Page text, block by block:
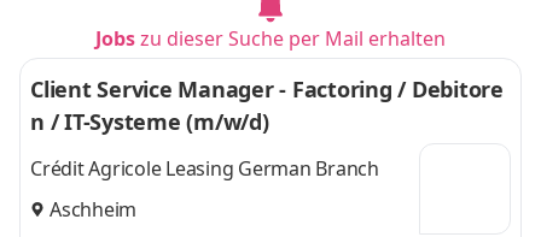
Jobszu dieser Suche per Mail erhalten
Client Service Manager - Factoring / Debitore
n / IT-Systeme (m/w/d)
Crédit Agricole Leasing German Branch
Aschheim